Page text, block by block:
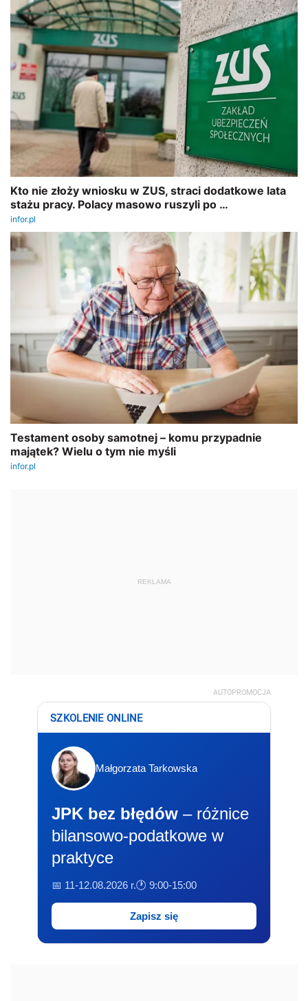
REKLAMA
AUTOPROMOCJA
SZKOLENIE ONLINE
Małgorzata Tarkowska
JPK bez błędów – różnice
bilansowo-podatkowe w
praktyce
📅 11-12.08.2026 r.🕐 9:00-15:00
Zapisz się